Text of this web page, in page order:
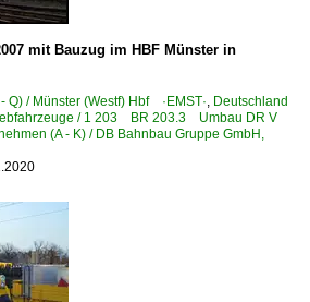
DR>DB
MTW 10 Motorturmwagen
OMF 1 Oberleitungs- und Montagefahrzeug
GAF 100 R Gleisarbeitsfahrzeug
GAF 100 R/M Gleisarbeitsfahrzeuge
BAMOWAG 54.22 Gleisarbeitsfahrzeug
Zweiwegebagger
mit Bauzug im HBF Münster in
Q) / Münster (Westf) Hbf ·EMST·, Deutschland
/ 1 203 BR 203.3 Umbau DR V
(A - K) / DB Bahnbau Gruppe GmbH,